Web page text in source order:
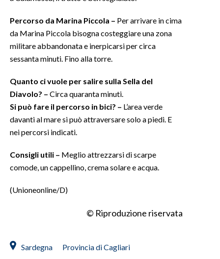
Percorso da Marina Piccola – Per arrivare in cima
da Marina Piccola bisogna costeggiare una zona
militare abbandonata e inerpicarsi per circa
sessanta minuti. Fino alla torre.
Quanto ci vuole per salire sulla Sella del
Diavolo? – Circa quaranta minuti.
Si può fare il percorso in bici? – L’area verde
davanti al mare si può attraversare solo a piedi. E
nei percorsi indicati.
Consigli utili – Meglio attrezzarsi di scarpe
comode, un cappellino, crema solare e acqua.
(Unioneonline/D)
© Riproduzione riservata
Sardegna Provincia di Cagliari